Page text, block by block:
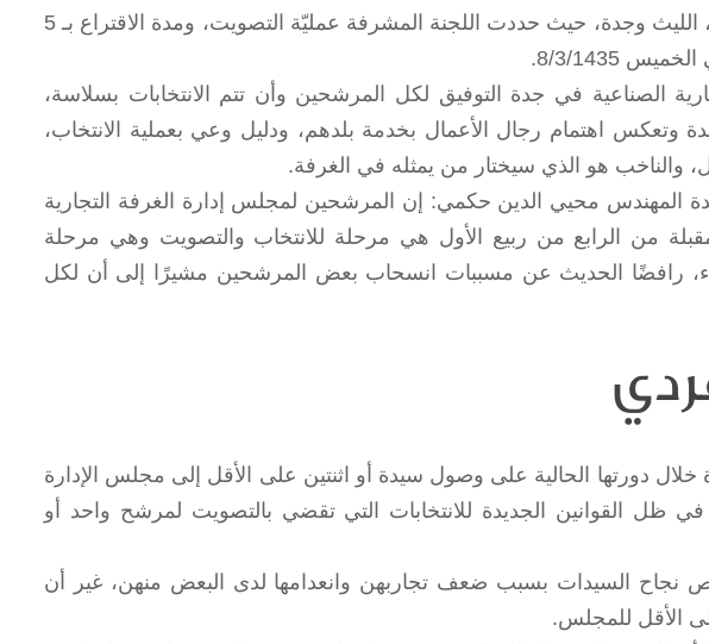
التصويت في أربع محافظات، هي القنفذة، رابغ، الليث وجدة، حيث حددت اللجنة المشرفة عمليّة التصويت، ومدة الاقتراع بـ 5
الصناعية في جدة التوفيق لكل المرشحين وأن تتم الانتخابات بسلاسة،
وتعكس اهتمام رجال الأعمال بخدمة بلدهم، ودليل وعي بعملية الانتخاب،
والناخب هو الذي سيختار من يمثله في الغرفة.
المهندس محيي الدين حكمي: إن المرشحين لمجلس إدارة الغرفة التجارية
من الرابع من ربيع الأول هي مرحلة للانتخاب والتصويت وهي مرحلة
رافضًا الحديث عن مسببات انسحاب بعض المرشحين مشيرًا إلى أن لكل
دورتها الحالية على وصول سيدة أو اثنتين على الأقل إلى مجلس الإدارة
القوانين الجديدة للانتخابات التي تقضي بالتصويت لمرشح واحد أو
نجاح السيدات بسبب ضعف تجاربهن وانعدامها لدى البعض منهن، غير أن
الأقل للمجلس.